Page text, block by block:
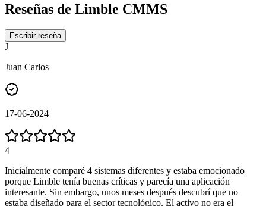
Reseñas de Limble CMMS
Escribir reseña
J
Juan Carlos
17-06-2024
4
Inicialmente comparé 4 sistemas diferentes y estaba emocionado
porque Limble tenía buenas críticas y parecía una aplicación
interesante. Sin embargo, unos meses después descubrí que no
estaba diseñado para el sector tecnológico. El activo no era el